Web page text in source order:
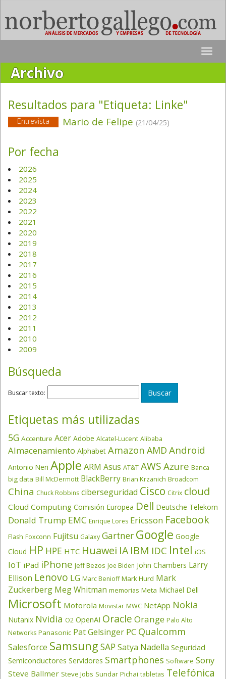
Toggle
Archivo
Resultados para "Etiqueta: Linke"
Entrevista Mario de Felipe (21/04/25)
Por fecha
2026
2025
2024
2023
2022
2021
2020
2019
2018
2017
2016
2015
2014
2013
2012
2011
2010
2009
Búsqueda
Buscar texto:
Etiquetas más utilizadas
5G Accenture Acer Adobe Alcatel-Lucent Alibaba
Almacenamiento Alphabet Amazon AMD Android
Antonio Neri Apple ARM Asus AT&T AWSAzure Banca
big data Bill McDermott BlackBerry Brian Krzanich Broadcom
China Chuck Robbins ciberseguridad Cisco Citrix cloud
Cloud Computing Comisión Europea Dell Deutsche Telekom
Donald Trump EMC Enrique Lores Ericsson Facebook
Flash Foxconn Fujitsu Galaxy Gartner Google Google
Cloud HP HPE HTC Huawei IA IBM IDC Intel iOS
IoT iPad iPhone Jeff Bezos Joe Biden John Chambers Larry
Ellison Lenovo LG Marc Benioff Mark Hurd Mark
Zuckerberg Meg Whitman memorias Meta Michael Dell
Microsoft Motorola Movistar MWC NetApp Nokia
Nutanix Nvidia O2 OpenAI Oracle Orange Palo Alto
Networks Panasonic Pat Gelsinger PC Qualcomm
Salesforce Samsung SAP Satya Nadella Seguridad
Semiconductores Servidores Smartphones Software Sony
Steve Ballmer Steve Jobs Sundar Pichai tabletas Telefónica